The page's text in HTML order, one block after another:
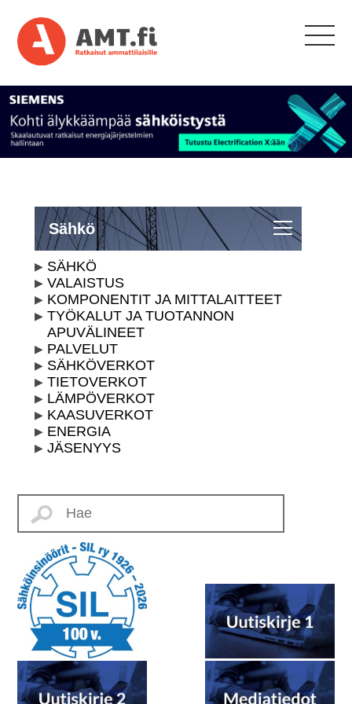
Sähkö
SÄHKÖ
VALAISTUS
KOMPONENTIT JA MITTALAITTEET
TYÖKALUT JA TUOTANNON
APUVÄLINEET
PALVELUT
SÄHKÖVERKOT
TIETOVERKOT
LÄMPÖVERKOT
KAASUVERKOT
ENERGIA
JÄSENYYS